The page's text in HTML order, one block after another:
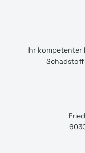
Ihr kompetenter